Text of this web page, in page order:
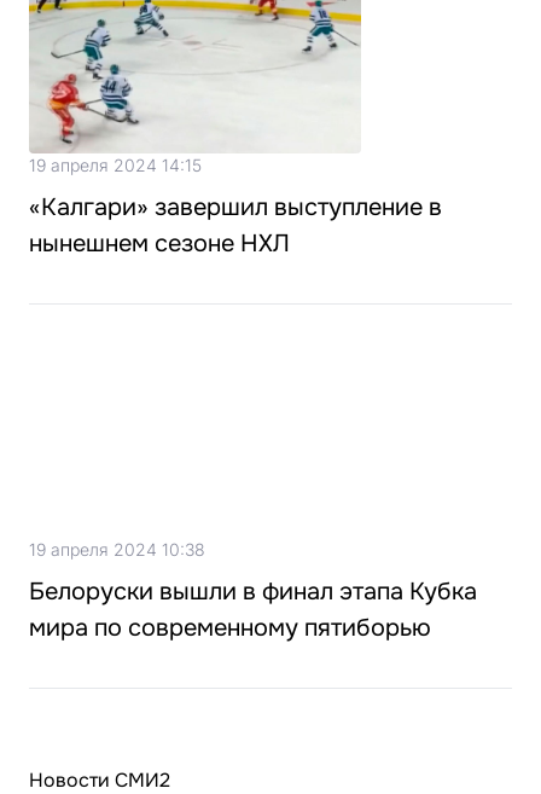
19 апреля 2024 14:15
«Калгари» завершил выступление в
нынешнем сезоне НХЛ
19 апреля 2024 10:38
Белоруски вышли в финал этапа Кубка
мира по современному пятиборью
Новости СМИ2